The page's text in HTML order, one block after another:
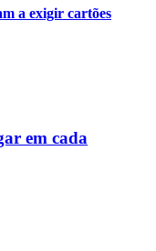
a exigir cartões
em cada